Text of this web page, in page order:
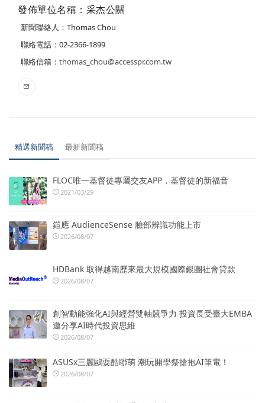
發佈單位名稱：采杰公關
新聞聯絡人：Thomas Chou
聯絡電話：02-2366-1899
聯絡信箱： thomas_chou@accesspr.com.tw
精選新聞稿 最新新聞稿
FLOC唯一基督徒專屬交友APP，基督徒的新福音
2021/03/29
鎧應 AudienceSense 臉部辨識功能上市
2026/08/07
HDBank 取得越南歷來最大規模國際銀團社會貸款
2026/08/07
創智動能強化AI與經營雙軸競爭力 投資長受臺大EMBA
邀分享AI時代投資思維
2026/08/07
ASUSx三麗鷗耍酷聯萌 潮玩開學祭搶抱AI筆電！
2026/08/07